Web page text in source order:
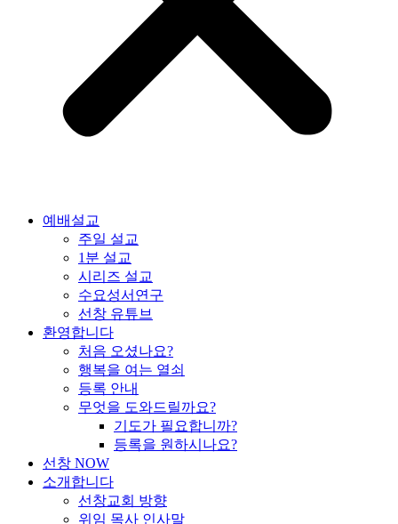
예배설교
주일 설교
1분 설교
시리즈 설교
수요성서연구
선창 유튜브
환영합니다
처음 오셨나요?
행복을 여는 열쇠
등록 안내
무엇을 도와드릴까요?
기도가 필요합니까?
등록을 원하시나요?
선창 NOW
소개합니다
선창교회 방향
위임 목사 인사말